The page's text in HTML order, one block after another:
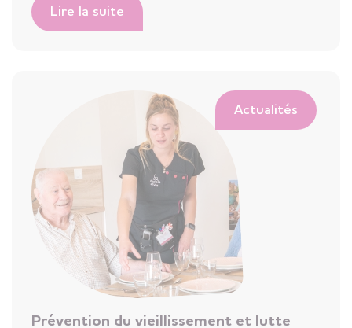
Lire la suite
Actualités
Prévention du vieillissement et lutte